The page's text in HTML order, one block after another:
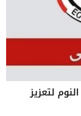
لتعزيز